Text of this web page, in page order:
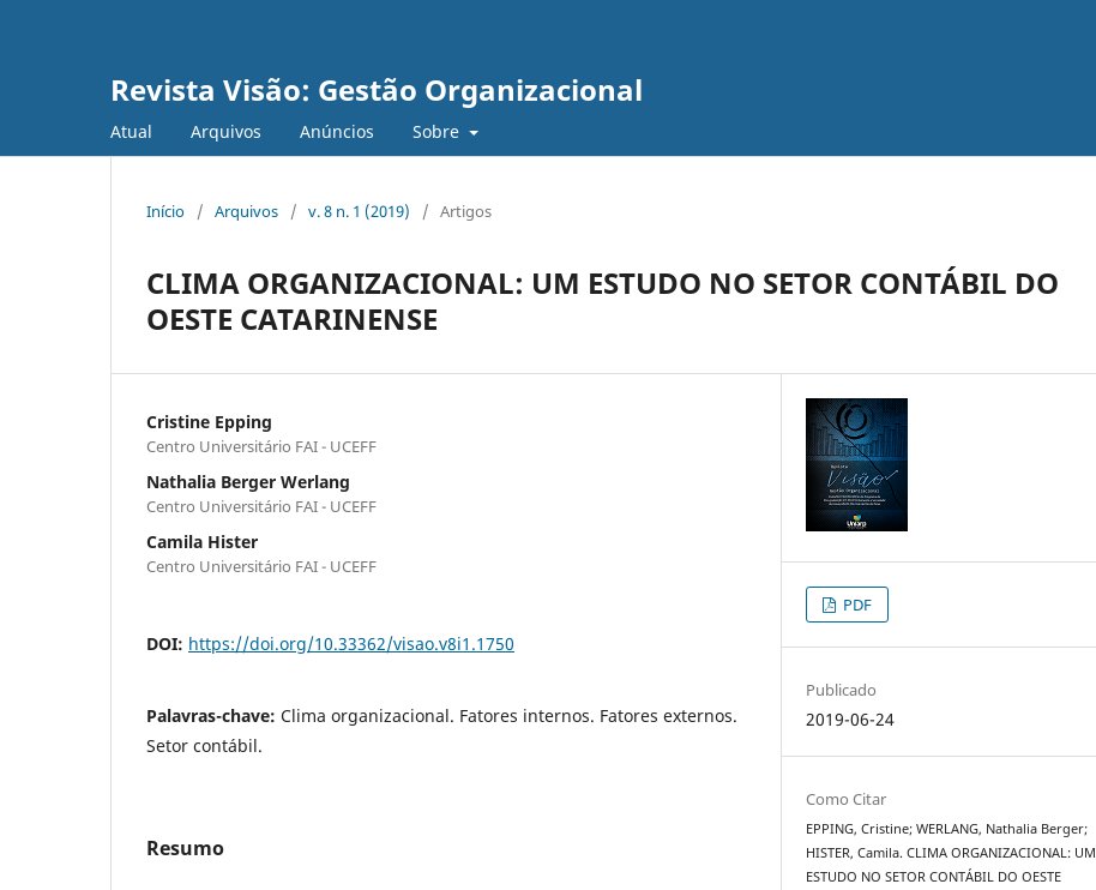
Revista Visão: Gestão Organizacional
Atual Arquivos Anúncios Sobre
Início / Arquivos / v. 8 n. 1 (2019) / Artigos
CLIMA ORGANIZACIONAL: UM ESTUDO NO SETOR CONTÁBIL DO
OESTE CATARINENSE
Cristine Epping
Centro Universitário FAI - UCEFF
Nathalia Berger Werlang
Centro Universitário FAI - UCEFF
Camila Hister
Centro Universitário FAI - UCEFF
DOI: https://doi.org/10.33362/visao.v8i1.1750
Palavras-chave: Clima organizacional. Fatores internos. Fatores externos.
Setor contábil.
Resumo
PDF
Publicado
2019-06-24
Como Citar
EPPING, Cristine; WERLANG, Nathalia Berger;
HISTER, Camila. CLIMA ORGANIZACIONAL: UM
ESTUDO NO SETOR CONTÁBIL DO OESTE